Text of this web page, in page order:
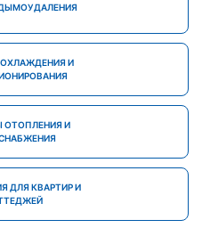
И
ОТОПЛЕНИЯ И
ДЛЯ КВАРТИР И